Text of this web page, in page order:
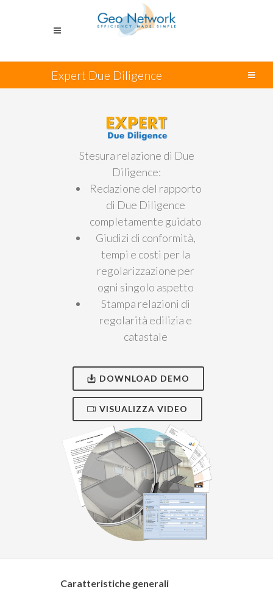
Expert Due Diligence
Stesura relazione di Due
Diligence:
Redazione del rapporto
di Due Diligence
completamente guidato
Giudizi di conformità,
tempi e costi per la
regolarizzazione per
ogni singolo aspetto
Stampa relazioni di
regolarità edilizia e
catastale
DOWNLOAD DEMO
VISUALIZZA VIDEO
Caratteristiche generali